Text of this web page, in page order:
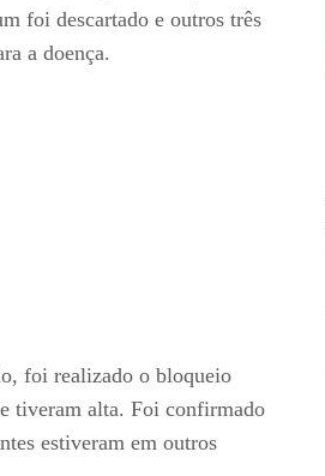
foi descartado e outros três
a doença.
foi realizado o bloqueio
tiveram alta. Foi confirmado
estiveram em outros